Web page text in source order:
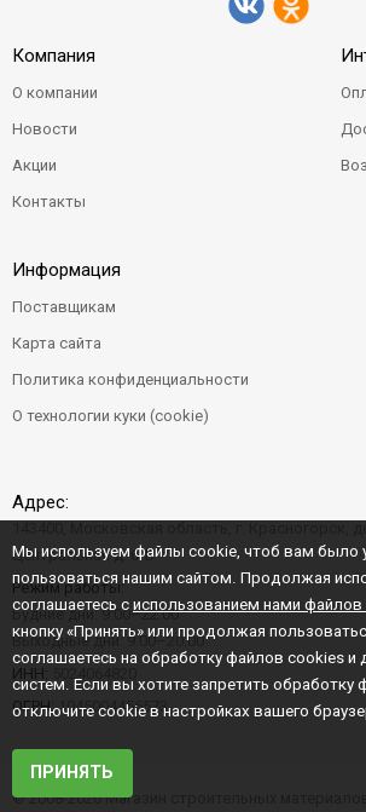
Компания
О компании
Новости
Акции
Контакты
Информация
Поставщикам
Карта сайта
Политика конфиденциальности
О технологии куки (cookie)
Адрес:
Центральная д. 6"Б"
Режим работы:
Будние дни: 9:00–22:00
Выходные дни: 9:00–20:00
ИНН:
ОГРН:1045004456573
© 2008-2026 Магазин строительных
Мы используем файлы cookie, чтоб вам было
пользоваться нашим сайтом. Продолжая
соглашаетесь с использованием нами файлов
кнопку «Принять» или продолжая
соглашаетесь на обработку файлов cookies и
систем. Если вы хотите запретить обработку
отключите cookie в настройках вашего
ПРИНЯТЬ